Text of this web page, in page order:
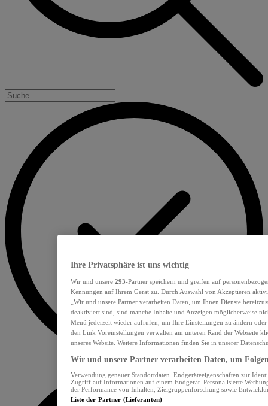
Ihre Privatsphäre ist uns wichtig
Wir und unsere 293-Partner speichern und greifen auf
Kennungen auf Ihrem Gerät zu. Durch Auswahl von Akzeptieren
„Wir und unsere Partner verarbeiten Daten, um Ihnen Dienste
deaktiviert sind, sind manche Inhalte und Anzeigen möglicherweise
Menü jederzeit wieder aufrufen, um Ihre Einstellungen zu ändern
den Link Voreinstellungen verwalten am unteren Rand der Webseite
unseres Website. Weitere Informationen finden Sie in unserer
Wir und unsere Partner verarbeiten Daten, um
Verwendung genauer Standortdaten. Endgeräteeigenschaften zur
Zugriff auf Informationen auf einem Endgerät. Personalisierte
der Performance von Inhalten, Zielgruppenforschung sowie
Liste der Partner (Lieferanten)